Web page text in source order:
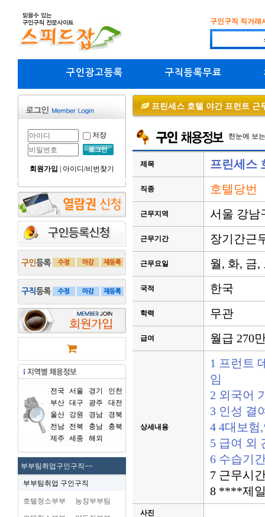
구인구직 직거래
구인광고등록 구직등록무료
저장
회원가입 아이디/비번찾기
전국 서울 경기
인천
부산 대구 광주
대전
울산
강원 경남
경북
전남
전북 충남
충북
제주
세종 해외
부부팀취업구인구직~~
부부팀취업 구인구직
호텔청소부부 농장부부팀
프린세스 호텔 야간 프런트 근
한눈에 보
제목 프린세스
직종 호텔당번
근무지역 서울 강남
근무기간 장기간근
근무요일 월, 화, 금,
국적 한국
학력 무관
급여 월급 270
상세내용
1 프런트
임
2 외국어
3 인성 결
4 4대보험
5 급여 외
6 수습기
7 근무시
8 ****제
사진